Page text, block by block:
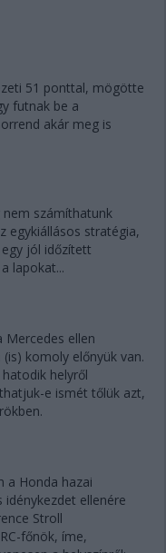
51 ponttal, mögötte
futnak be a
akár meg is
nem számíthatunk
egykiállásos stratégia,
jól időzített
lapokat...
Mercedes ellen
komoly előnyük van.
helyről
e ismét tőlük azt,
a Honda hazai
ellenére
Stroll
főnök, íme,